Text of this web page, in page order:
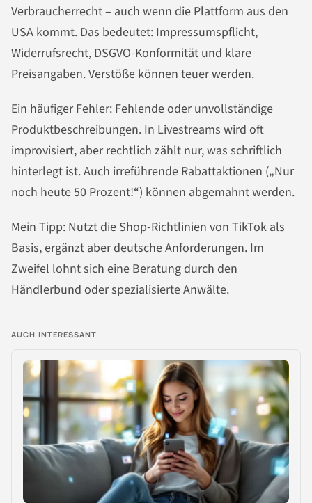
Verbraucherrecht – auch wenn die Plattform aus den
USA kommt. Das bedeutet: Impressumspflicht,
Widerrufsrecht, DSGVO-Konformität und klare
Preisangaben. Verstöße können teuer werden.
Ein häufiger Fehler: Fehlende oder unvollständige
Produktbeschreibungen. In Livestreams wird oft
improvisiert, aber rechtlich zählt nur, was schriftlich
hinterlegt ist. Auch irreführende Rabattaktionen („Nur
noch heute 50 Prozent!“) können abgemahnt werden.
Mein Tipp: Nutzt die Shop-Richtlinien von TikTok als
Basis, ergänzt aber deutsche Anforderungen. Im
Zweifel lohnt sich eine Beratung durch den
Händlerbund oder spezialisierte Anwälte.
AUCH INTERESSANT